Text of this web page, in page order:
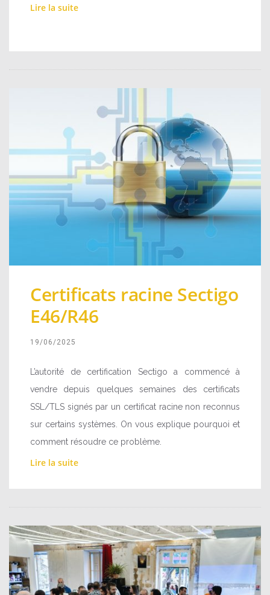
Lire la suite
Certificats racine Sectigo
E46/R46
19/06/2025
L’autorité de certification Sectigo a commencé à
vendre depuis quelques semaines des certificats
SSL/TLS signés par un certificat racine non reconnus
sur certains systèmes. On vous explique pourquoi et
comment résoudre ce problème.
Lire la suite